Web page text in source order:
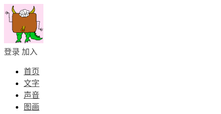
登录 加入
首页
文字
声音
图画